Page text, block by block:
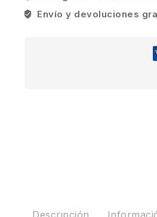
Envío y devoluciones
Descripción